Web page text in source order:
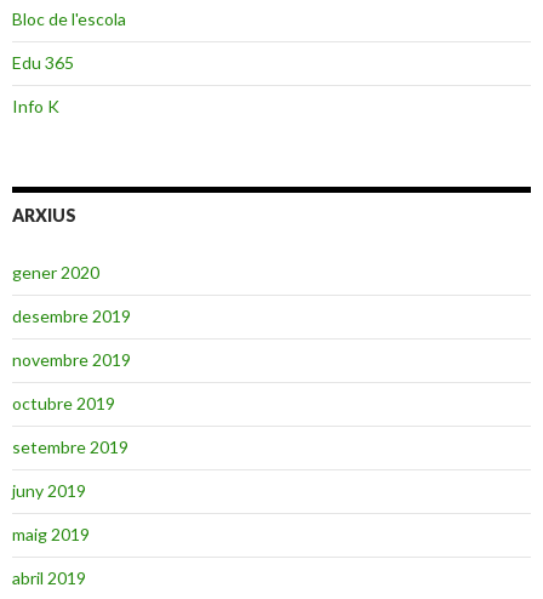
Bloc de l'escola
Edu 365
Info K
ARXIUS
gener 2020
desembre 2019
novembre 2019
octubre 2019
setembre 2019
juny 2019
maig 2019
abril 2019